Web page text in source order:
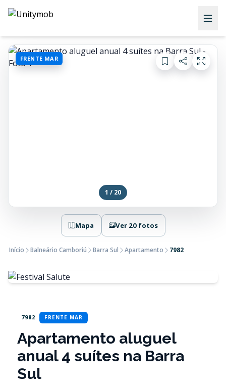
FRENTE MAR
1 / 20
Mapa Ver 20 fotos
Início Balneário Camboriú Barra Sul Apartamento 7982
7982 FRENTE MAR
Apartamento aluguel
anual 4 suítes na Barra
Sul